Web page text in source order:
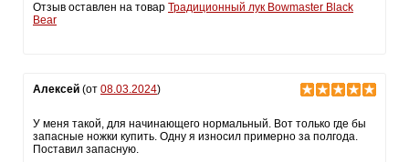
Отзыв оставлен на товар Традиционный лук Bowmaster Black
Bear
Алексей (от 08.03.2024)
У меня такой, для начинающего нормальный. Вот только где бы
запасные ножки купить. Одну я износил примерно за полгода.
Поставил запасную.